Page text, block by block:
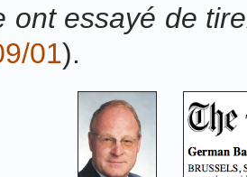
ont essayé de
01).